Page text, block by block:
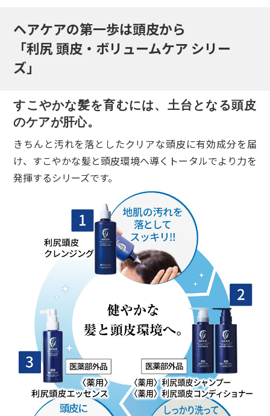
ヘアケアの第一歩は頭皮から
「利尻 頭皮・ボリュームケア シリー
ズ」
すこやかな髪を育むには、土台となる頭皮
のケアが肝心。
きちんと汚れを落としたクリアな頭皮に有効成分を届
け、すこやかな髪と頭皮環境へ導くトータルでより力を
発揮するシリーズです。